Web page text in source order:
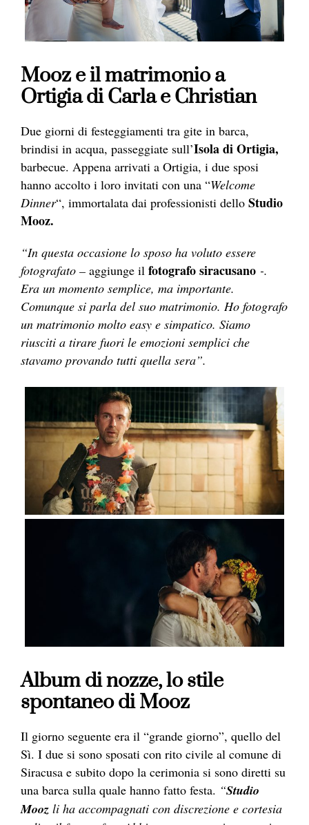
Mooz e il matrimonio a
Ortigia di Carla e Christian
Due giorni di festeggiamenti tra gite in barca,
brindisi in acqua, passeggiate sull’Isola di Ortigia,
barbecue. Appena arrivati a Ortigia, i due sposi
hanno accolto i loro invitati con una “Welcome
Dinner“, immortalata dai professionisti dello Studio
Mooz.
“In questa occasione lo sposo ha voluto essere
fotografato – aggiunge il fotografo siracusano -.
Era un momento semplice, ma importante.
Comunque si parla del suo matrimonio. Ho fotografo
un matrimonio molto easy e simpatico. Siamo
riusciti a tirare fuori le emozioni semplici che
stavamo provando tutti quella sera”.
Album di nozze, lo stile
spontaneo di Mooz
Il giorno seguente era il “grande giorno”, quello del
Sì. I due si sono sposati con rito civile al comune di
Siracusa e subito dopo la cerimonia si sono diretti su
una barca sulla quale hanno fatto festa. “Studio
Mooz li ha accompagnati con discrezione e cortesia